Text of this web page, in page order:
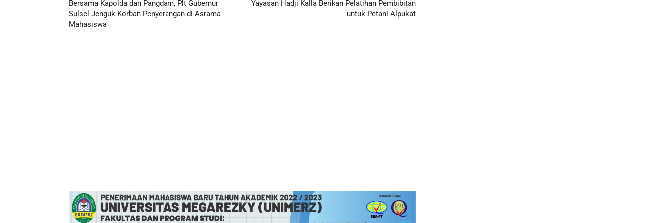
Bersama Kapolda dan Pangdam, Plt Gubernur
Sulsel Jenguk Korban Penyerangan di Asrama
Mahasiswa
Yayasan Hadji Kalla Berikan Pelatihan Pembibitan
untuk Petani Alpukat